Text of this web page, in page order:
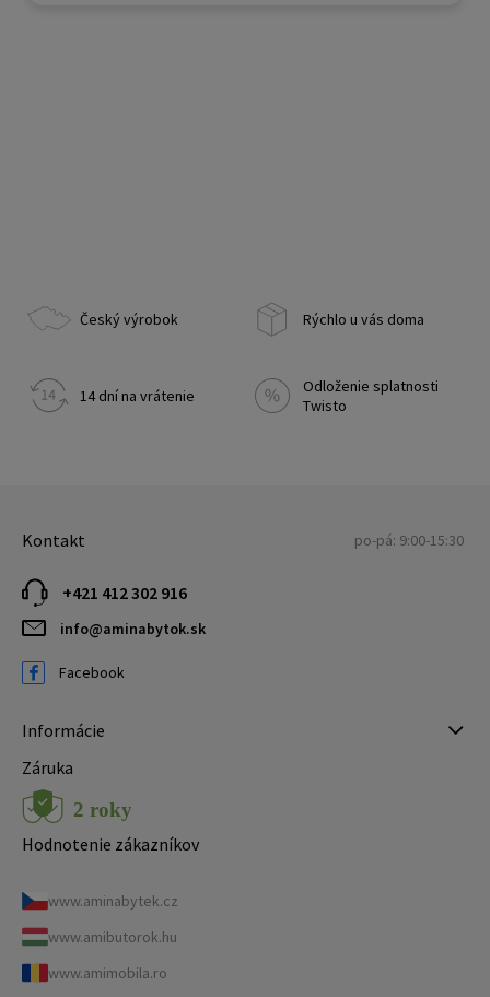
Český výrobok Rýchlo u vás doma
14 dní na vrátenie
Odloženie splatnosti
Twisto
Kontakt po-pá: 9:00-15:30
+421 412 302 916
info@aminabytok.sk
Facebook
Informácie
Záruka
Hodnotenie zákazníkov
www.aminabytek.cz
www.amibutorok.hu
www.amimobila.ro